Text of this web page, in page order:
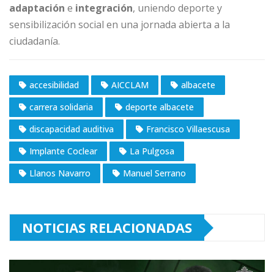
adaptación e integración, uniendo deporte y
sensibilización social en una jornada abierta a la
ciudadanía.
accesibilidad AICCLAM
albacete
carrera solidaria
deporte albacete
discapacidad auditiva
Francisco Villaescusa
Implante Coclear
La Pulgosa
Llanos Navarro
Manuel Serrano
NOTICIAS RELACIONADAS